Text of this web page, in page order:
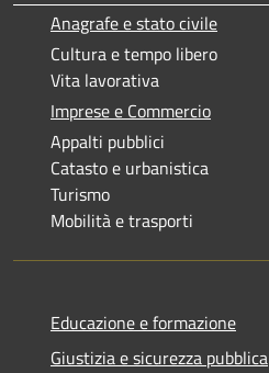
Anagrafe e stato civile
Cultura e tempo libero
Vita lavorativa
Imprese e Commercio
Appalti pubblici
Catasto e urbanistica
Turismo
Mobilità e trasporti
Educazione e formazione
Giustizia e sicurezza pubblica